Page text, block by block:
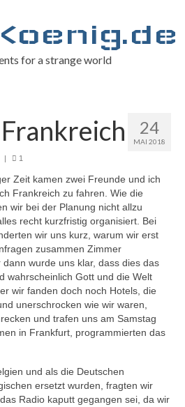
for a strange world
24
MAI 2018
| 1
Zeit kamen zwei Freunde und ich
Frankreich zu fahren. Wie die
wir bei der Planung nicht allzu
recht kurzfristig organisiert. Bei
wir uns kurz, warum wir erst
zusammen Zimmer
wurde uns klar, dass dies das
wahrscheinlich Gott und die Welt
wir fanden doch noch Hotels, die
unerschrocken wie wir waren,
und trafen uns am Samstag
in Frankfurt, programmierten das
und als die Deutschen
ersetzt wurden, fragten wir
Radio kaputt gegangen sei, da wir